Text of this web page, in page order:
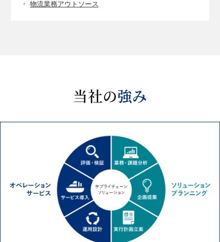
物流業務アウトソース
当社の強み